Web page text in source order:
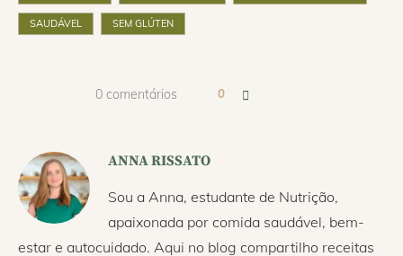
SAUDÁVEL SEM GLÚTEN
0 comentários 0
ANNA RISSATO
Sou a Anna, estudante de Nutrição,
apaixonada por comida saudável, bem-
estar e autocuidado. Aqui no blog compartilho receitas